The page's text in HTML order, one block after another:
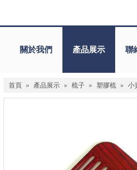
關於我們 產品展示 聯
首頁 » 產品展示 » 梳子 » 塑膠梳 » 小